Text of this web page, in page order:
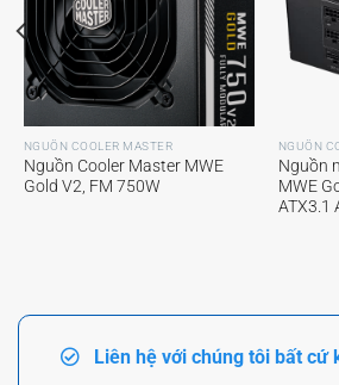
NGUỒN COOLER MASTER
Nguồn Cooler Master MWE
Gold V2, FM 750W
NGUỒN
Nguồn
MWE
ATX3.1
Liên hệ với chúng tôi bất cứ